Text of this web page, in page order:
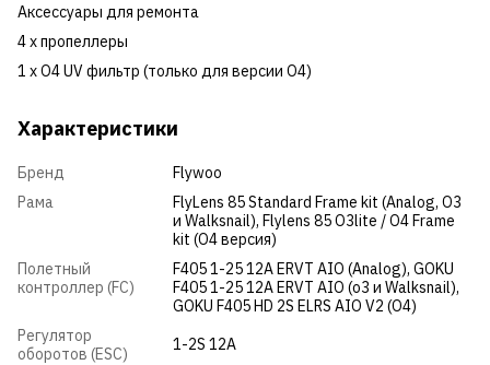
Аксессуары для ремонта
4 х пропеллеры
1 х O4 UV фильтр (только для версии О4)
Характеристики
Бренд
Flywoo
Рама
FlyLens 85 Standard Frame kit (Analog, O3
и Walksnail), Flylens 85 O3lite / O4 Frame
kit (О4 версия)
Полетный
контроллер (FC)
F405 1-25 12A ERVT AΙΟ (Analog), GOKU
F405 1-25 12A ERVT AΙΟ (o3 и Walksnail),
GOKU F405 HD 2S ELRS AIO V2 (О4)
Регулятор
оборотов (ESC)
1-2S 12A